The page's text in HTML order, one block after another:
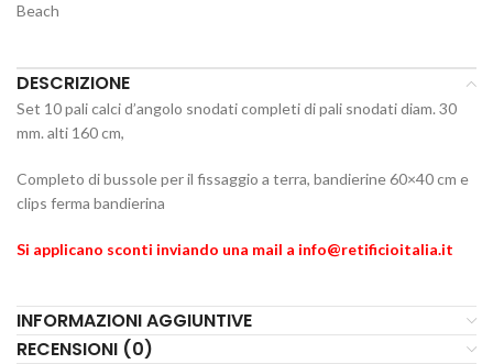
Beach
DESCRIZIONE
Set 10 pali calci d’angolo snodati completi di pali snodati diam. 30
mm. alti 160 cm,
Completo di bussole per il fissaggio a terra, bandierine 60×40 cm e
clips ferma bandierina
Si applicano sconti inviando una mail a info@retificioitalia.it
INFORMAZIONI AGGIUNTIVE
RECENSIONI (0)